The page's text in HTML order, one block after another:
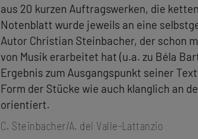
aus 20 kurzen Auftragswerken, die
Notenblatt wurde jeweils an eine
Autor Christian Steinbacher, der schon
von Musik erarbeitet hat (u.a. zu Béla
Ergebnis zum Ausgangspunkt seiner
Form der Stücke wie auch klanglich an
orientiert.
C. Steinbacher/A. del Valle-Lattanzio